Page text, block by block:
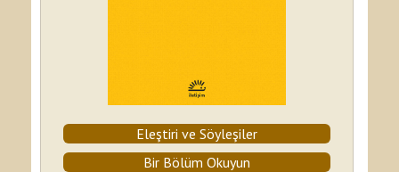
Eleştiri ve Söyleşiler
Bir Bölüm Okuyun